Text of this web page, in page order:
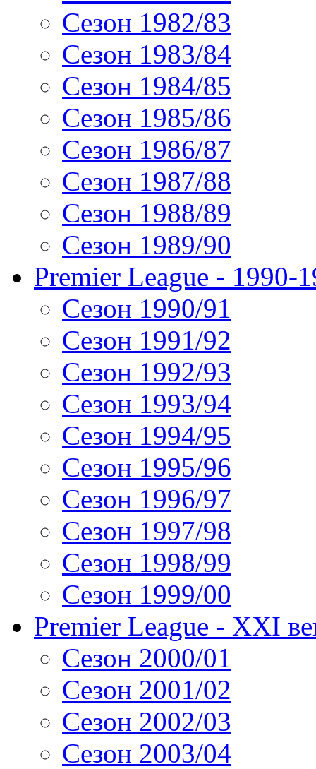
Сезон 1982/83
Сезон 1983/84
Сезон 1984/85
Сезон 1985/86
Сезон 1986/87
Сезон 1987/88
Сезон 1988/89
Сезон 1989/90
Premier League - 1990-
Сезон 1990/91
Сезон 1991/92
Сезон 1992/93
Сезон 1993/94
Сезон 1994/95
Сезон 1995/96
Сезон 1996/97
Сезон 1997/98
Сезон 1998/99
Сезон 1999/00
Premier League - XXI
Сезон 2000/01
Сезон 2001/02
Сезон 2002/03
Сезон 2003/04